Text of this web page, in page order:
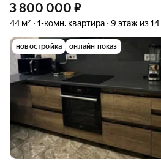
3 800 000 ₽
44 м² 1-комн. квартира 9 этаж из 14
новостройка онлайн показ